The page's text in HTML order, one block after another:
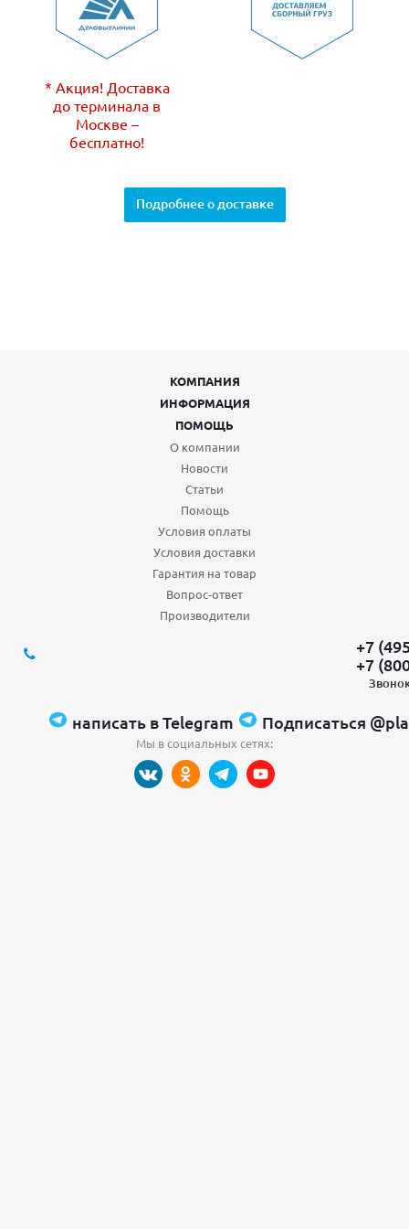
* Акция! Доставка
до терминала в
Москве –
бесплатно!
Подробнее о доставке
КОМПАНИЯ
ИНФОРМАЦИЯ
ПОМОЩЬ
О компании
Новости
Статьи
Помощь
Условия оплаты
Условия доставки
Гарантия на товар
Вопрос-ответ
Производители
+7
+7
написать в Telegram Подписаться
Мы в социальных сетях: